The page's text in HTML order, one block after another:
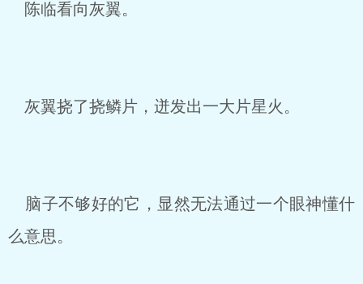
陈临看向灰翼。
灰翼挠了挠鳞片，迸发出一大片星火。
脑子不够好的它，显然无法通过一个眼神懂什
么意思。